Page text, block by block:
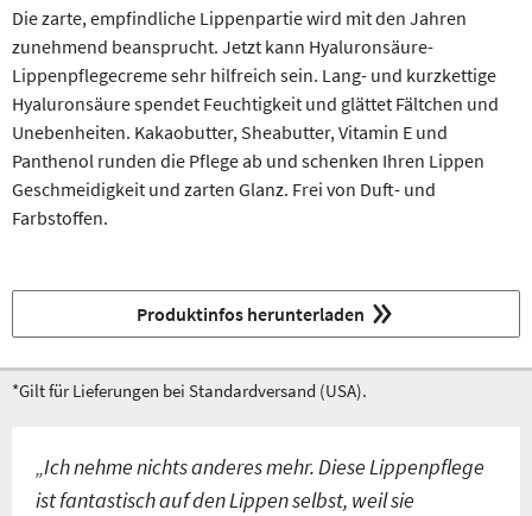
Die zarte, empfindliche Lippenpartie wird mit den Jahren
zunehmend beansprucht. Jetzt kann Hyaluronsäure-
Lippenpflegecreme sehr hilfreich sein. Lang- und kurzkettige
Hyaluronsäure spendet Feuchtigkeit und glättet Fältchen und
Unebenheiten. Kakaobutter, Sheabutter, Vitamin E und
Panthenol runden die Pflege ab und schenken Ihren Lippen
Geschmeidigkeit und zarten Glanz. Frei von Duft- und
Farbstoffen.
Produktinfos herunterladen
*Gilt für Lieferungen bei Standardversand (USA).
„Ich nehme nichts anderes mehr. Diese Lippenpflege
ist fantastisch auf den Lippen selbst, weil sie